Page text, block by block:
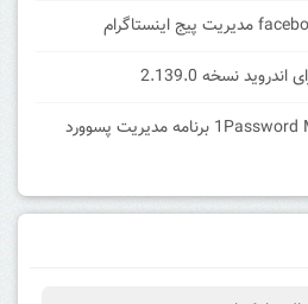
دانلود 1Password Manager Full v7.7 برنامه مدیریت پسوورد